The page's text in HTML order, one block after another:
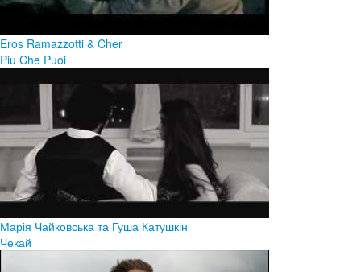
Eros Ramazzotti & Cher
Piu Che Puoi
Марія Чайковська та Гуша Катушкін
Чекай